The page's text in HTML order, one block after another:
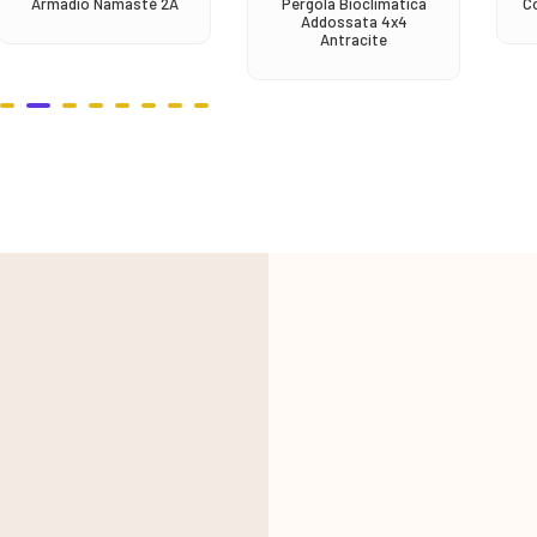
Armadio Namastè 2A
Pergola Bioclimatica
Addossata 4x4
Antracite